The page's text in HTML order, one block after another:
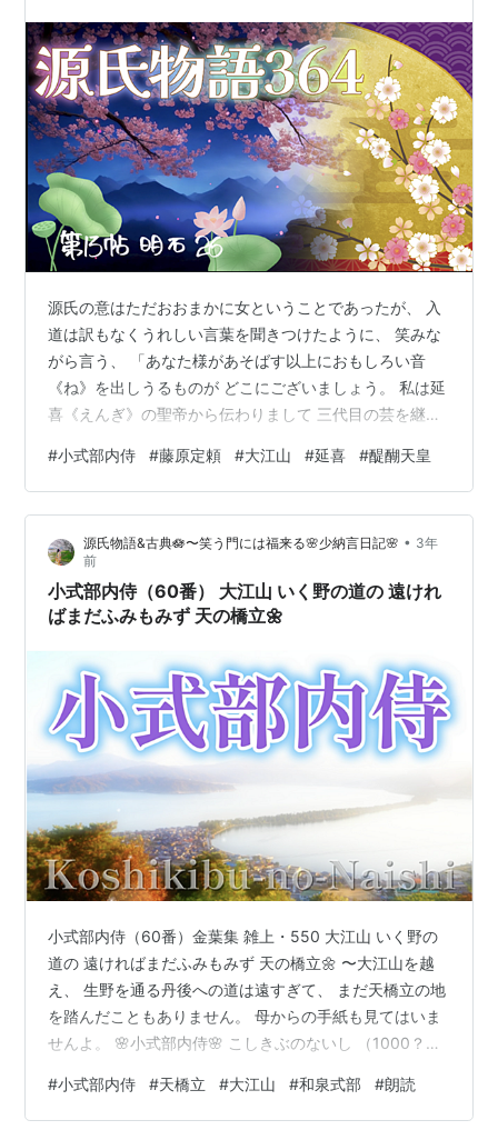
に言う。
源氏の意はただおおまかに女ということであったが、 入
道は訳もなくうれしい言葉を聞きつけたように、 笑みな
がら言う、 「あなた様があそばす以上におもしろい音
《ね》を出しうるものが どこにございましょう。 私は延
喜《えんぎ》の聖帝から伝わりまして 三代目の芸を継い
楽もいったんは 捨ててしまったのでございましたが、 憂
鬱な気分になっております時などに時々弾いております
のを、 聞き覚えて弾きます子供が、 どうしたのでござい
ますか私の祖父の親王によく似た音を出します。 それは
法師の僻耳《ひがみみ》で、 松風の音をそう感じている
のかもしれませんが、 一度…
#小式部内侍 #藤原定頼 #大江山 #延喜 #醍醐天皇
源氏物語&古典🪷〜笑う門には福来る🌸少納言日記🌸 • 3年
前
小式部内侍（60番） 大江山 いく野の道の 遠けれ
ばまだふみもみず 天の橋立🌼
小式部内侍（60番）金葉集 雑上・550 大江山 いく野の
道の 遠ければまだふみもみず 天の橋立🌼 〜大江山を越
え、 生野を通る丹後への道は遠すぎて、 まだ天橋立の地
を踏んだこともありません。 母からの手紙も見てはいま
せんよ。 🌸小式部内侍🌸 こしきぶのないし （1000？～
式部 （「和泉式部日記」百人一首56番） 一条天皇の中
宮彰子（しょうし）に仕えました。 幼少時から才気を謳
#小式部内侍 #天橋立 #大江山 #和泉式部 #朗読